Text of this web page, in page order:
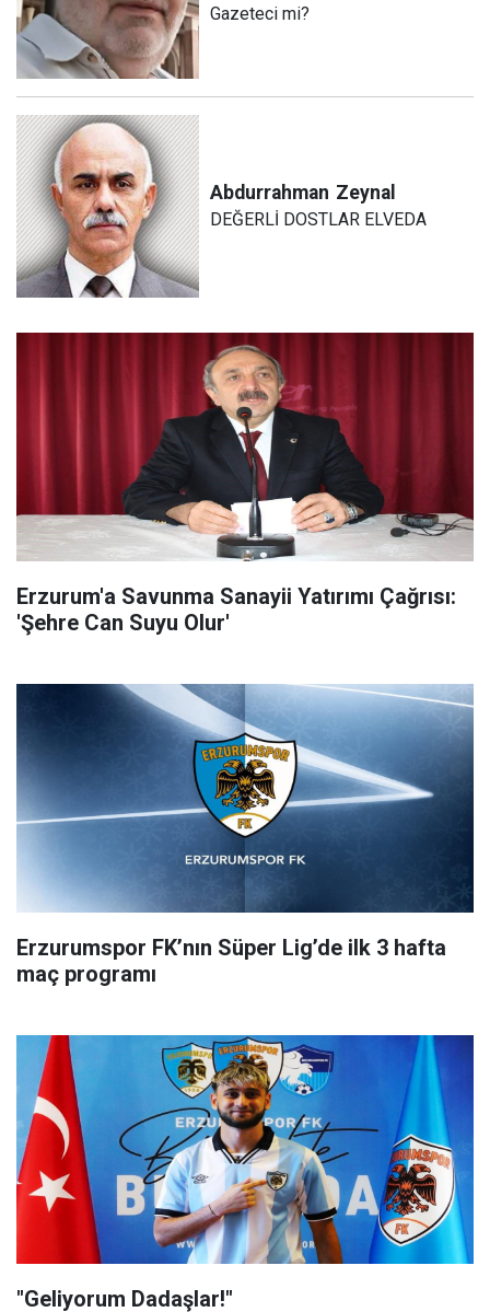
Gazeteci mi?
Abdurrahman Zeynal
DEĞERLİ DOSTLAR ELVEDA
Erzurum'a Savunma Sanayii Yatırımı Çağrısı:
'Şehre Can Suyu Olur'
Erzurumspor FK’nın Süper Lig’de ilk 3 hafta
maç programı
"Geliyorum Dadaşlar!"